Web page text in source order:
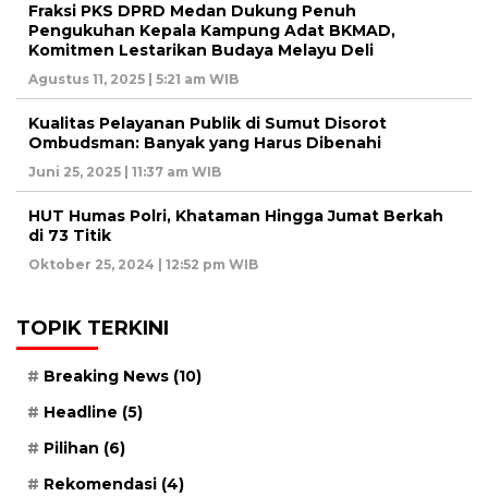
Fraksi PKS DPRD Medan Dukung Penuh
Pengukuhan Kepala Kampung Adat BKMAD,
Komitmen Lestarikan Budaya Melayu Deli
Agustus 11, 2025 | 5:21 am WIB
Kualitas Pelayanan Publik di Sumut Disorot
Ombudsman: Banyak yang Harus Dibenahi
Juni 25, 2025 | 11:37 am WIB
HUT Humas Polri, Khataman Hingga Jumat Berkah
di 73 Titik
Oktober 25, 2024 | 12:52 pm WIB
TOPIK TERKINI
Breaking News (10)
Headline (5)
Pilihan (6)
Rekomendasi (4)